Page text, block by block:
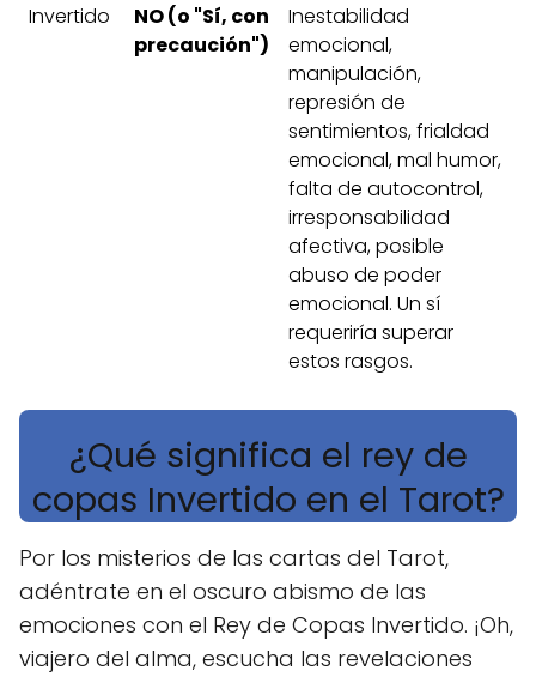
Invertido
NO (o "Sí, con
precaución")
Inestabilidad
emocional,
manipulación,
represión de
sentimientos, frialdad
emocional, mal humor,
falta de autocontrol,
irresponsabilidad
afectiva, posible
abuso de poder
emocional. Un sí
requeriría superar
estos rasgos.
¿Qué significa el rey de
copas Invertido en el Tarot?
Por los misterios de las cartas del Tarot,
adéntrate en el oscuro abismo de las
emociones con el Rey de Copas Invertido. ¡Oh,
viajero del alma, escucha las revelaciones